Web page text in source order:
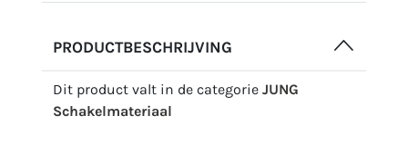
PRODUCTBESCHRIJVING
Dit product valt in de categorie JUNG
Schakelmateriaal